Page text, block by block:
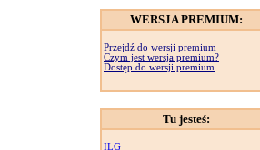
WERSJA PREMIUM:
Przejdź do wersji premium
Czym jest wersja premium?
Dostęp do wersji premium
Tu jesteś:
ILG